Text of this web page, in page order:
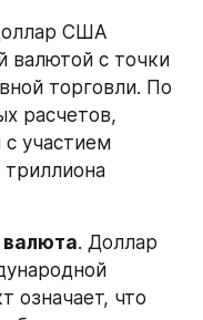
США
валютой с точки
торговли. По
расчетов,
участием
. Доллар
означает, что